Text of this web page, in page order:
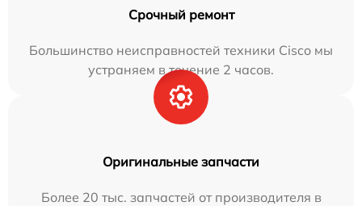
Срочный ремонт
Большинство неисправностей техники Cisco мы
устраняем в течение 2 часов.
Оригинальные запчасти
Более 20 тыс. запчастей от производителя в